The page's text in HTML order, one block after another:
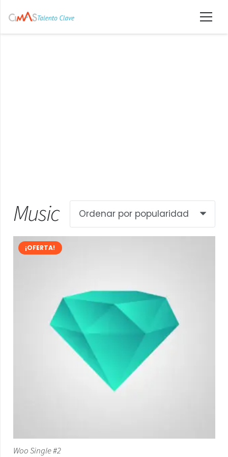
Music
¡OFERTA!
Woo Single #2